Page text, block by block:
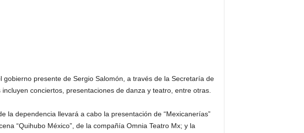
presente de Sergio Salomón, a través de la Secretaría de
conciertos, presentaciones de danza y teatro, entre otras.
la dependencia llevará a cabo la presentación de “Mexicanerías”
“Quihubo México”, de la compañía Omnia Teatro Mx; y la